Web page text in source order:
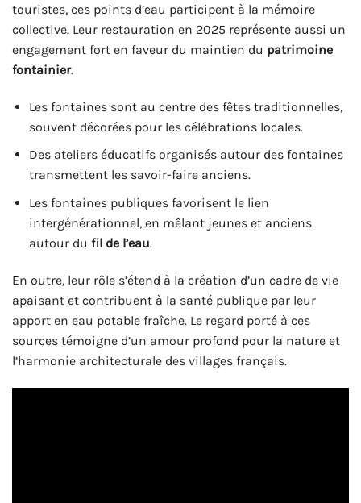
touristes, ces points d’eau participent à la mémoire
collective. Leur restauration en 2025 représente aussi un
engagement fort en faveur du maintien du patrimoine
fontainier.
Les fontaines sont au centre des fêtes traditionnelles,
souvent décorées pour les célébrations locales.
Des ateliers éducatifs organisés autour des fontaines
transmettent les savoir-faire anciens.
Les fontaines publiques favorisent le lien
intergénérationnel, en mêlant jeunes et anciens
autour du fil de l’eau.
En outre, leur rôle s’étend à la création d’un cadre de vie
apaisant et contribuent à la santé publique par leur
apport en eau potable fraîche. Le regard porté à ces
sources témoigne d’un amour profond pour la nature et
l’harmonie architecturale des villages français.